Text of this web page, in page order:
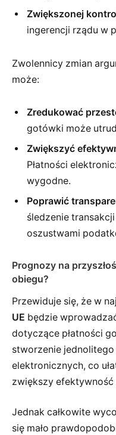
Zwiększonej
ingerencji rządu w
Zwolennicy zmian
może:
Zredukować
gotówki może
Zwiększyć
Płatności
wygodne.
Poprawić
śledzenie
oszustwami
Prognozy na
obiegu?
Przewiduje się, że w
UE będzie
dotyczące płatności
stworzenie jednolitego
elektronicznych, co
zwiększy
Jednak całkowite
się mało